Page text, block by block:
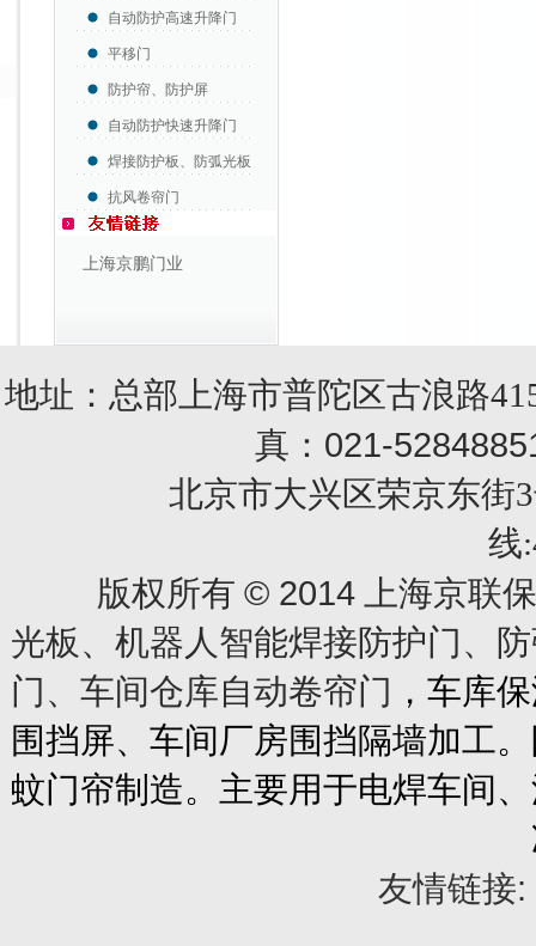
自动防护高速升降门
平移门
防护帘、防护屏
自动防护快速升降门
焊接防护板、防弧光板
抗风卷帘门
上海京鹏门业
地址：总部上海市普陀区古浪路
真： 021-
北京市大兴区荣京东街3
线
版权所有 © 2014上海京联
光板、机器人智能焊接防护门、
门、车间仓库自动卷帘门 ，车库
围挡屏、车间厂房围挡隔墙加工
蚊门帘制造。主要用于电焊车间
友情链接: